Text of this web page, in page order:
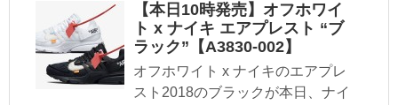
【本日10時発売】オフホワイ
ト x ナイキ エアプレスト “ブ
ラック”【A3830-002】
オフホワイト x ナイキのエアプレ
スト2018のブラックが本日、ナイ